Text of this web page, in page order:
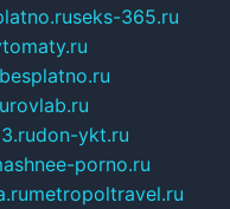
seks-365.ru
don-ykt.ru
porno.ru
metropoltravel.ru